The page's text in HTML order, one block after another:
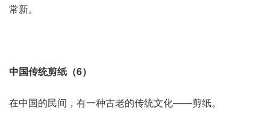
常新。
中国传统剪纸（6）
在中国的民间，有一种古老的传统文化——剪纸。